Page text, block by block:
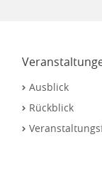
Ausblick
Rückblick